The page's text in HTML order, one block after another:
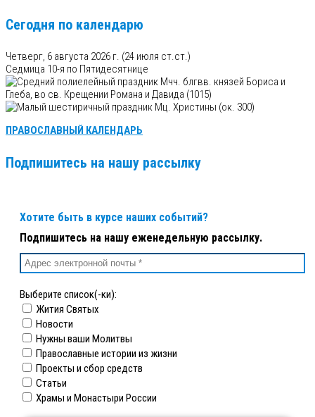
Сегодня по календарю
Четверг, 6 августа 2026 г. (24 июля ст.ст.)
Седмица 10-я по Пятидесятнице
Мчч. блгвв. князей Бориса и
Глеба, во св. Крещении Романа и Давида (1015)
Мц. Христины (ок. 300)
ПРАВОСЛАВНЫЙ КАЛЕНДАРЬ
Подпишитесь на нашу рассылку
Хотите быть в курсе наших событий?
Подпишитесь на нашу еженедельную рассылку.
Выберите список(-ки):
Жития Святых
Новости
Нужны ваши Молитвы
Православные истории из жизни
Проекты и сбор средств
Статьи
Храмы и Монастыри России